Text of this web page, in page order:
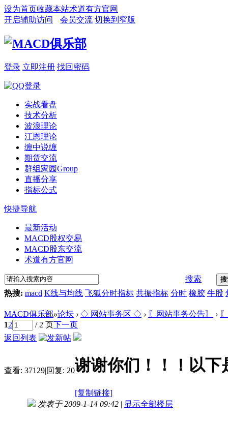
设为首页收藏本站术道有方官网
开启辅助访问
会员交流 切换到窄版
登录 立即注册 找回密码
实战看盘
技术分析
波浪理论
江恩理论
缠中说缠
期货交流
群组家园Group
直播分享
指标公式
快捷导航
最新活动
MACD股权交易
MACD股东交流
术道有方官网
搜索
热搜: macd K线与均线 飞狐分时指标 共振指标 分时 橡胶 牛股
MACD俱乐部»论坛 › ◇ 网站事务区 ◇ › 〖网站事务公告〗 ›
12 / 2 页下一页
返回列表
查看: 37129|回复: 20谢谢你们！！！以下
[复制链接]
发表于 2009-1-14 09:42 | 显示全部楼层